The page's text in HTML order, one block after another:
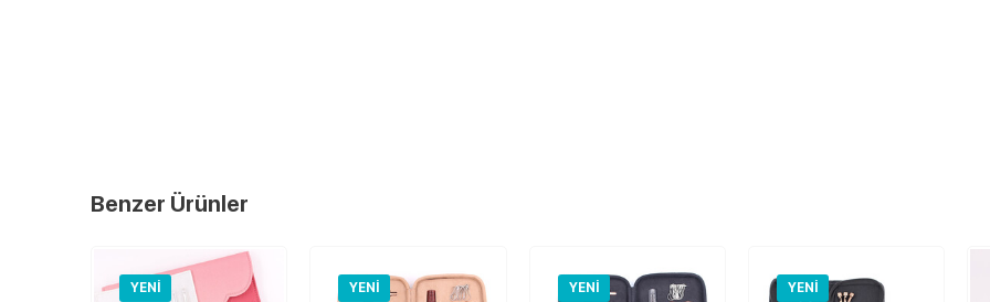
Benzer Ürünler
YENI YENI YENI YENI